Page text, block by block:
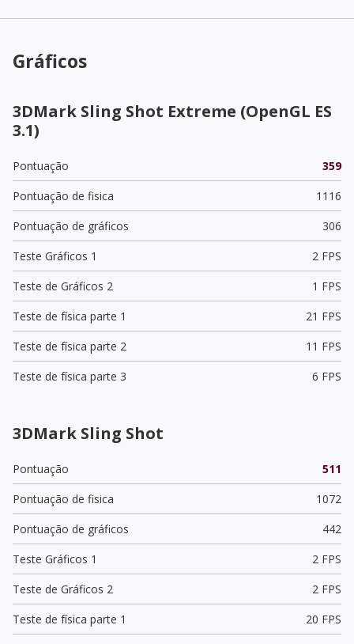
Gráficos
3DMark Sling Shot Extreme (OpenGL ES
3.1)
Pontuação
359
Pontuação de fisica
1116
Pontuação de gráficos
306
Teste Gráficos 1
2 FPS
Teste de Gráficos 2
1 FPS
Teste de física parte 1
21 FPS
Teste de física parte 2
11 FPS
Teste de física parte 3
6 FPS
3DMark Sling Shot
Pontuação
511
Pontuação de fisica
1072
Pontuação de gráficos
442
Teste Gráficos 1
2 FPS
Teste de Gráficos 2
2 FPS
Teste de física parte 1
20 FPS